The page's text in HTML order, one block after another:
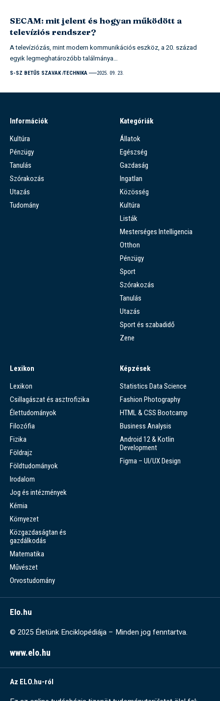
SECAM: mit jelent és hogyan működött a
televíziós rendszer?
A televíziózás, mint modern kommunikációs eszköz, a 20. század
egyik legmeghatározóbb találmánya…
S-SZ BETŰS SZAVAK TECHNIKA 2025. 09. 23.
Információk
Kultúra
Pénzügy
Tanulás
Szórakozás
Utazás
Tudomány
Kategóriák
Állatok
Egészség
Gazdaság
Ingatlan
Közösség
Kultúra
Listák
Mesterséges Intelligencia
Otthon
Pénzügy
Sport
Szórakozás
Tanulás
Utazás
Sport és szabadidő
Zene
Lexikon
Lexikon
Csillagászat és asztrofizika
Élettudományok
Filozófia
Fizika
Földrajz
Földtudományok
Irodalom
Jog és intézmények
Kémia
Környezet
Közgazdaságtan és
gazdálkodás
Matematika
Művészet
Orvostudomány
Képzések
Statistics Data Science
Fashion Photography
HTML & CSS Bootcamp
Business Analysis
Android 12 & Kotlin
Development
Figma – UI/UX Design
Elo.hu
© 2025 Életünk Enciklopédiája – Minden jog fenntartva.
www.elo.hu
Az ELO.hu-ról